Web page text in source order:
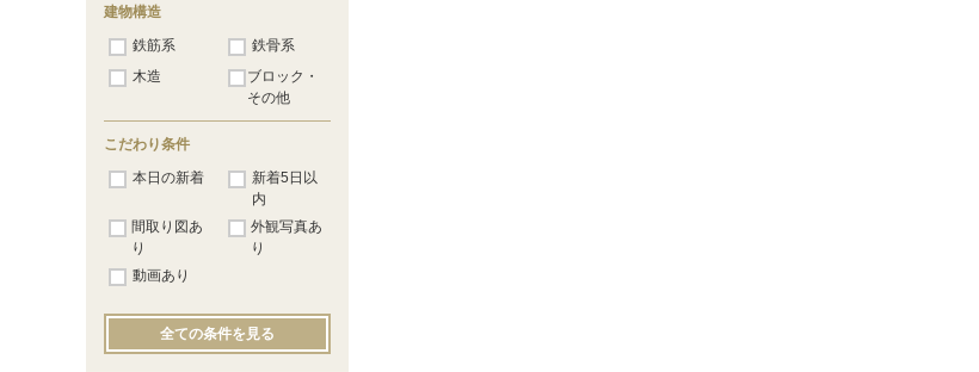
建物構造
鉄筋系
鉄骨系
木造
ブロック・
その他
こだわり条件
本日の新着
新着5日以
内
間取り図あ
り
外観写真あ
り
動画あり
全ての条件を見る